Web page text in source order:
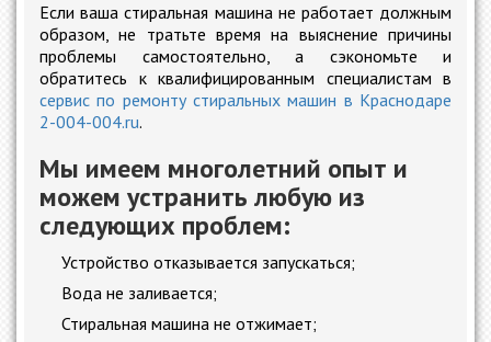
Если ваша стиральная машина не работает должным
образом, не тратьте время на выяснение причины
проблемы самостоятельно, а сэкономьте и
обратитесь к квалифицированным специалистам в
сервис по ремонту стиральных машин в Краснодаре
2-004-004.ru.
Мы имеем многолетний опыт и
можем устранить любую из
следующих проблем:
Устройство отказывается запускаться;
Вода не заливается;
Стиральная машина не отжимает;